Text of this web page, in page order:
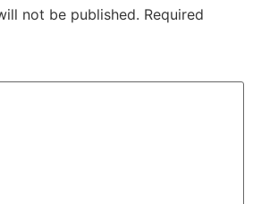
not be published. Required